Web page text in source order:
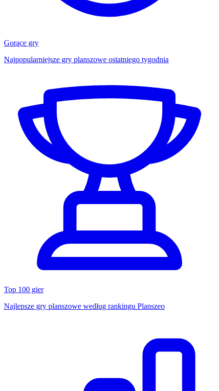
Gorące gry
Najpopularniejsze gry planszowe ostatniego tygodnia
Top 100 gier
Najlepsze gry planszowe według rankingu Planszeo